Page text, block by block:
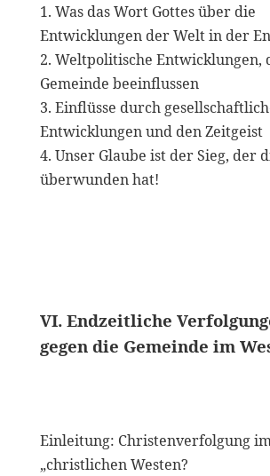
1. Was das Wort Gottes über die
Entwicklungen der Welt in der
2. Weltpolitische Entwicklungen,
Gemeinde beeinflussen
3. Einflüsse durch
Entwicklungen und den Zeitgeist
4. Unser Glaube ist der Sieg, der
überwunden hat!
VI. Endzeitliche
gegen die Gemeinde im
Einleitung: Christenverfolgung
„christlichen Westen?